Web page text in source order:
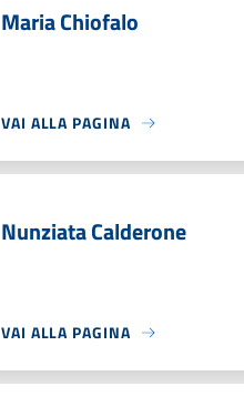
Maria Chiofalo
VAI ALLA PAGINA
Nunziata Calderone
VAI ALLA PAGINA